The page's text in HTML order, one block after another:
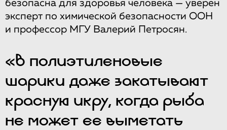
безопасна для здоровья человека — уверен
эксперт по химической безопасности ООН
и профессор МГУ Валерий Петросян.
«В полиэтиленовые
шарики даже закатывают
красную икру, когда рыба
не может ее выметать